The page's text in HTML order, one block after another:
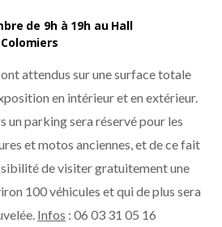
de 9h à 19h au Hall
attendus sur une surface totale
en intérieur et en extérieur.
un parking sera réservé pour les
et motos anciennes, et de ce fait
de visiter gratuitement une
100 véhicules et qui de plus sera
Infos : 06 03 31 05 16